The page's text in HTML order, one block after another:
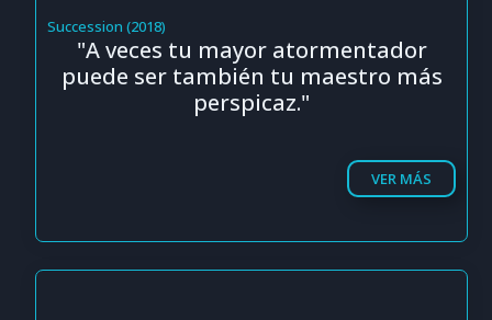
Succession (2018)
"A veces tu mayor atormentador
puede ser también tu maestro más
perspicaz."
VER MÁS